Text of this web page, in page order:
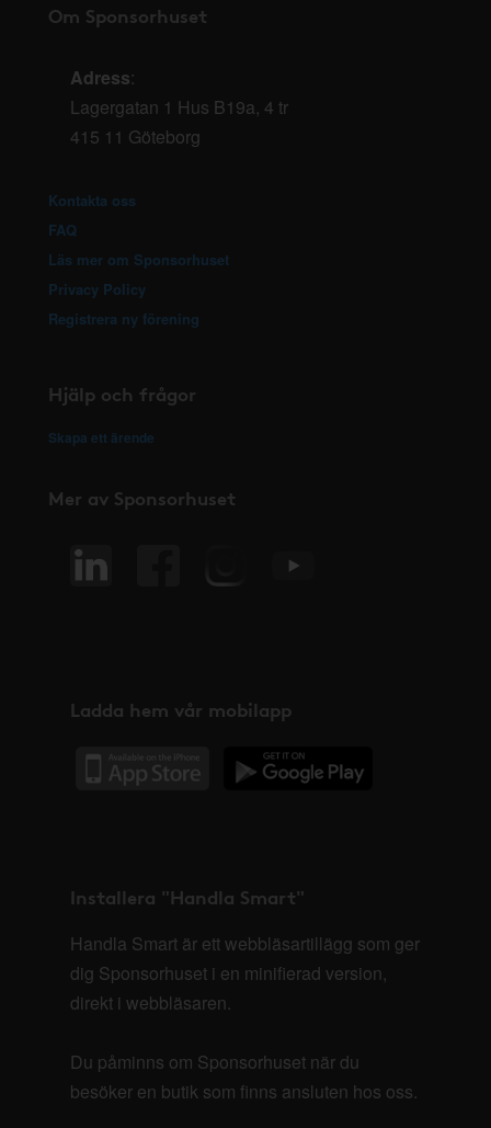
Om Sponsorhuset
Adress:
Lagergatan 1 Hus B19a, 4 tr
415 11 Göteborg
Kontakta oss
FAQ
Läs mer om Sponsorhuset
Privacy Policy
Registrera ny förening
Hjälp och frågor
Skapa ett ärende
Mer av Sponsorhuset
Ladda hem vår mobilapp
Installera "Handla Smart"
Handla Smart är ett webbläsartillägg som ger
dig Sponsorhuset i en minifierad version,
direkt i webbläsaren.
Du påminns om Sponsorhuset när du
besöker en butik som finns ansluten hos oss.